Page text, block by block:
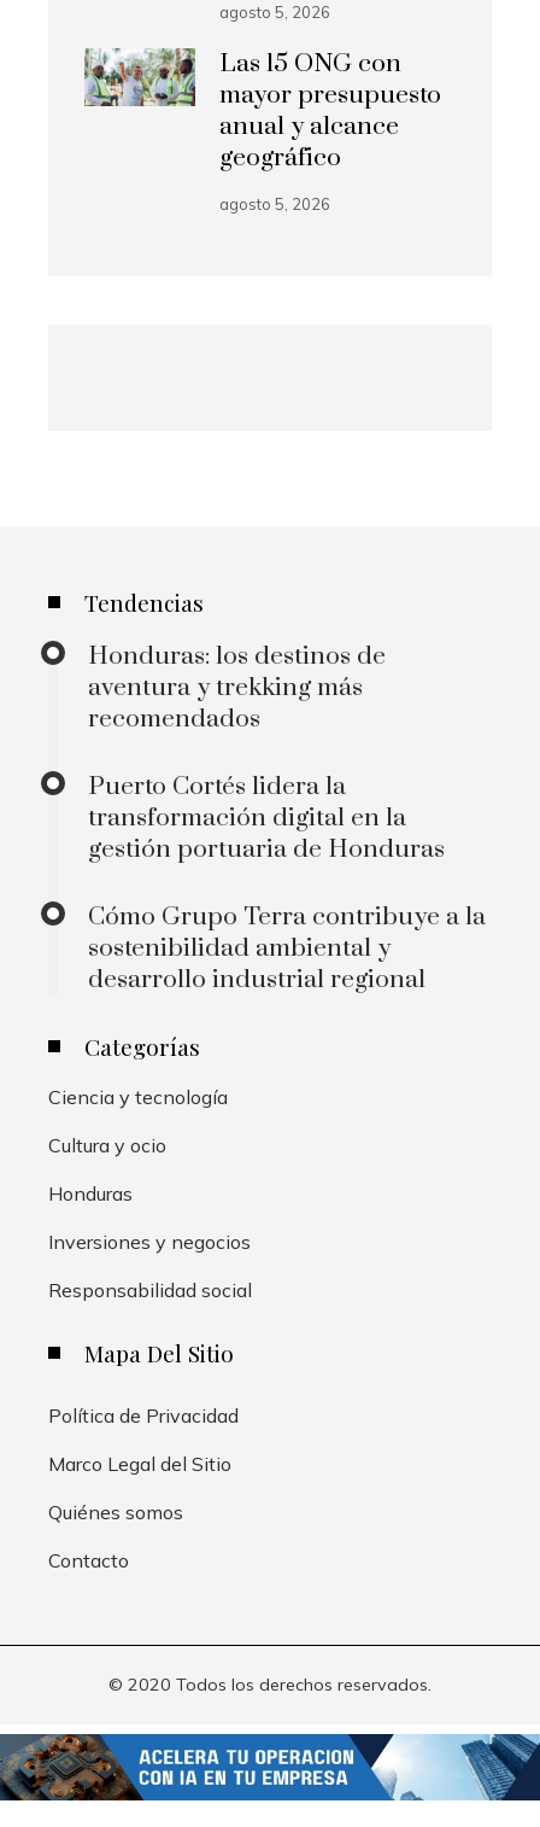
agosto 5, 2026
Las 15 ONG con
mayor presupuesto
anual y alcance
geográfico
agosto 5, 2026
Tendencias
Honduras: los destinos de
aventura y trekking más
recomendados
Puerto Cortés lidera la
transformación digital en la
gestión portuaria de Honduras
Cómo Grupo Terra contribuye a la
sostenibilidad ambiental y
desarrollo industrial regional
Categorías
Ciencia y tecnología
Cultura y ocio
Honduras
Inversiones y negocios
Responsabilidad social
Mapa Del Sitio
Política de Privacidad
Marco Legal del Sitio
Quiénes somos
Contacto
© 2020 Todos los derechos reservados.